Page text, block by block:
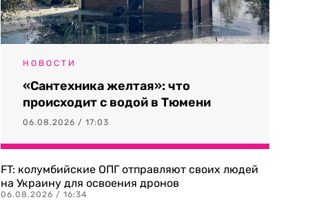
НОВОСТИ
«Сантехника желтая»: что
происходит с водой в Тюмени
06.08.2026 / 17:03
FT: колумбийские ОПГ отправляют своих людей
на Украину для освоения дронов
06.08.2026 / 16:34